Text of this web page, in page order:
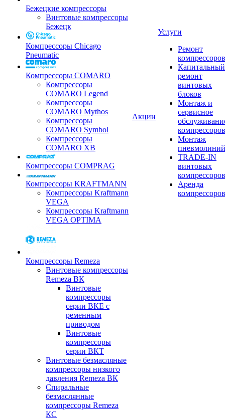
Бежецкие компрессоры
Винтовые компрессоры
Бежецк
Компрессоры Chicago
Pneumatic
Компрессоры COMARO
Компрессоры
COMARO Legend
Компрессоры
COMARO Mythos
Компрессоры
COMARO Symbol
Компрессоры
COMARO XB
Компрессоры COMPRAG
Компрессоры KRAFTMANN
Компрессоры Kraftmann
VEGA
Компрессоры Kraftmann
VEGA OPTIMA
Компрессоры Remeza
Винтовые компрессоры
Remeza ВК
Винтовые
компрессоры
серии ВКЕ с
ременным
приводом
Винтовые
компрессоры
серии ВКТ
Винтовые безмасляные
компрессоры низкого
давления Remeza ВК
Спиральные
безмаслянные
компрессоры Remeza
КС
Акции
Услуги
Ремонт
компрессоров
Капитальный
ремонт
винтовых
блоков
Монтаж и
сервисное
компрессоров
Монтаж
пневмолиний
TRADE-IN
винтовых
компрессоров
Аренда
компрессоров